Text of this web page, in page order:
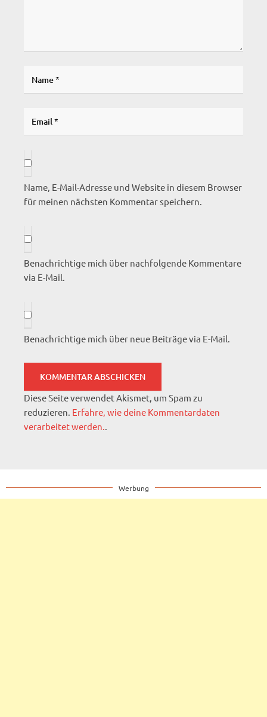
Name, E-Mail-Adresse und Website in diesem Browser
für meinen nächsten Kommentar speichern.
Benachrichtige mich über nachfolgende Kommentare
via E-Mail.
Benachrichtige mich über neue Beiträge via E-Mail.
Diese Seite verwendet Akismet, um Spam zu
reduzieren. Erfahre, wie deine Kommentardaten
verarbeitet werden..
Werbung